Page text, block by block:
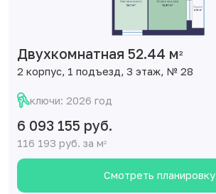
Двухкомнатная 52.44 м2
2 корпус, 1 подъезд, 3 этаж, № 28
ключи: 2026 год
6 093 155 руб.
116 193 руб. за м2
Смотреть планировку